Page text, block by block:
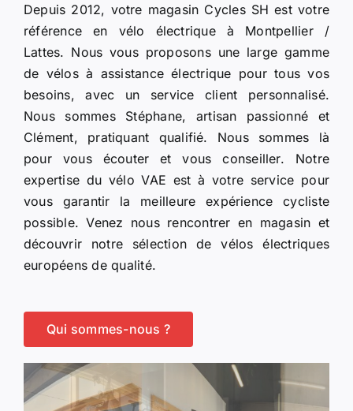
Depuis 2012, votre magasin Cycles SH est votre
référence en vélo électrique à Montpellier /
Lattes. Nous vous proposons une large gamme
de vélos à assistance électrique pour tous vos
besoins, avec un service client personnalisé.
Nous sommes Stéphane, artisan passionné et
Clément, pratiquant qualifié. Nous sommes là
pour vous écouter et vous conseiller. Notre
expertise du vélo VAE est à votre service pour
vous garantir la meilleure expérience cycliste
possible. Venez nous rencontrer en magasin et
découvrir notre sélection de vélos électriques
européens de qualité.
Qui sommes-nous ?